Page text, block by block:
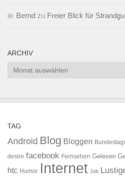
Bernd zu Freier Blick für
ARCHIV
Archiv
TAG
Android Blog Bloggen
desire facebook Fernsehen Gelesen
htc Humor Internet Job